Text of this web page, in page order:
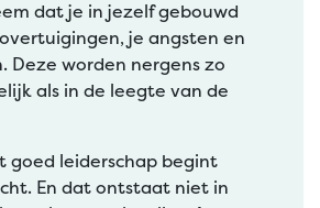
dat je in jezelf gebouwd
je angsten en
Deze worden nergens zo
als in de leegte van de
goed leiderschap begint
En dat ontstaat niet in